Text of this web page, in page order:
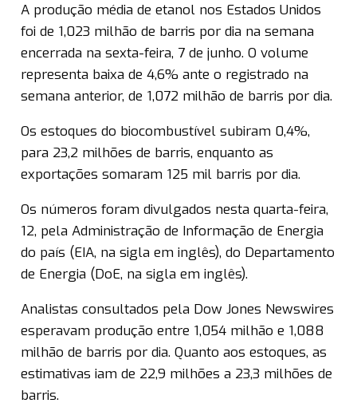
A produção média de etanol nos Estados Unidos
foi de 1,023 milhão de barris por dia na semana
encerrada na sexta-feira, 7 de junho. O volume
representa baixa de 4,6% ante o registrado na
semana anterior, de 1,072 milhão de barris por dia.
Os estoques do biocombustível subiram 0,4%,
para 23,2 milhões de barris, enquanto as
exportações somaram 125 mil barris por dia.
Os números foram divulgados nesta quarta-feira,
12, pela Administração de Informação de Energia
do país (EIA, na sigla em inglês), do Departamento
de Energia (DoE, na sigla em inglês).
Analistas consultados pela Dow Jones Newswires
esperavam produção entre 1,054 milhão e 1,088
milhão de barris por dia. Quanto aos estoques, as
estimativas iam de 22,9 milhões a 23,3 milhões de
barris.